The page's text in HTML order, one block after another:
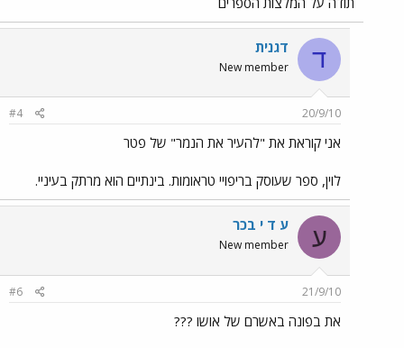
ד דגנית
New member
20/9/10
#4
אני קוראת את "להעיר את הנמר" של פטר
לוין, ספר שעוסק בריפויי טראומות. בינתיים הוא מרתק בעיניי.
ע ע ד י בכר
New member
21/9/10
#6
את בפונה באשרם של אושו ???